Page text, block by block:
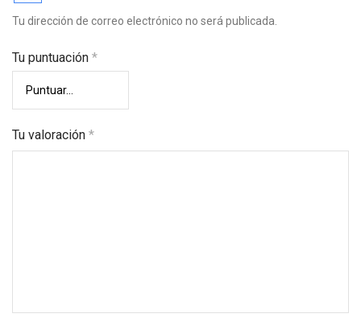
Tu dirección de correo electrónico no será publicada.
Tu puntuación *
Tu valoración *